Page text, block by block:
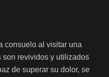
consuelo al visitar una
son revividos y utilizados
de superar su dolor, se